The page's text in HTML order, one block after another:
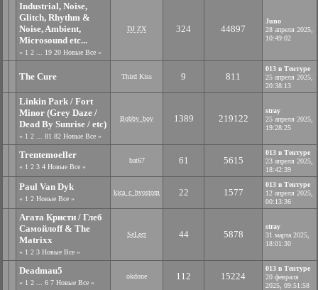
Industrial, Noise,
Glitch, Rhythm &
Noise, Ambient,
Microsound etc...
« 1 2 19 20 Новые Все »
DJ ZX 324 44897
Juno
28 апреля 2025,
10:49:02
The Cure Third Kiss 9 811
013 в Тентуре
25 апреля 2025,
20:38:13
Linkin Park / Fort
Minor (Grey Daze /
Dead By Sunrise / etc)
« 1 2 81 82 Новые Все »
Bobby_boy 1389 219122
stray
25 апреля 2025,
19:28:25
Trentemoeller
« 1 2 3 4 Новые Все »
bat67 61 5615
013 в Тентуре
23 апреля 2025,
18:42:39
Paul Van Dyk
« 1 2 Новые Все »
kica_c_hvostom 22 1577
013 в Тентуре
12 апреля 2025,
00:13:36
Агата Кристи / Глеб
Самойлоff & The
Matrixx
« 1 2 3 Новые Все »
SeLect 44 5878
stray
31 марта 2025,
18:01:30
Deadmau5
« 1 2 6 7 Новые Все »
okdone 112 15224
013 в Тентуре
20 февраля
2025, 09:51:58